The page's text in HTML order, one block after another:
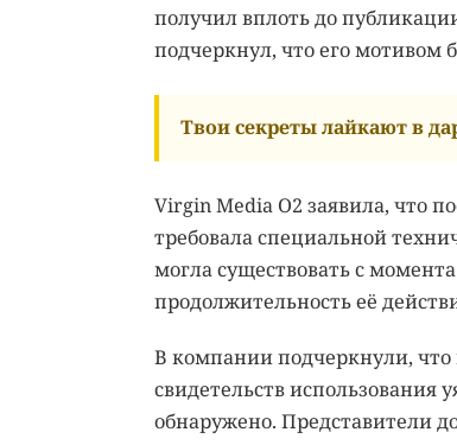
получил вплоть до
подчеркнул, что его мотивом
Твои секреты лайкают в
Virgin Media O2 заявила, что
требовала специальной
могла существовать с
продолжительность её
В компании подчеркнули,
свидетельств использования
обнаружено. Представители